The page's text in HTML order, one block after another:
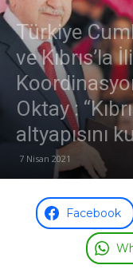
Türkiye
ve Kıbrıs’la
Oktay :
altyapısını
7 Nisan 2021
Facebook